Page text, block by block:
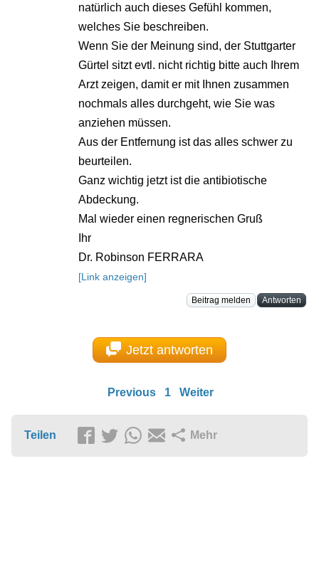
natürlich auch dieses Gefühl kommen,
welches Sie beschreiben.
Wenn Sie der Meinung sind, der Stuttgarter
Gürtel sitzt evtl. nicht richtig bitte auch Ihrem
Arzt zeigen, damit er mit Ihnen zusammen
nochmals alles durchgeht, wie Sie was
anziehen müssen.
Aus der Entfernung ist das alles schwer zu
beurteilen.
Ganz wichtig jetzt ist die antibiotische
Abdeckung.
Mal wieder einen regnerischen Gruß
Ihr
Dr. Robinson FERRARA
[Link anzeigen]
Beitrag melden Antworten
Jetzt antworten
Previous 1 Weiter
Teilen Mehr